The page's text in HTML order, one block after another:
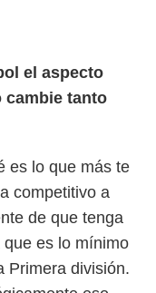
el aspecto
cambie tanto
es lo que más te
competitivo a
de que tenga
que es lo mínimo
Primera división.